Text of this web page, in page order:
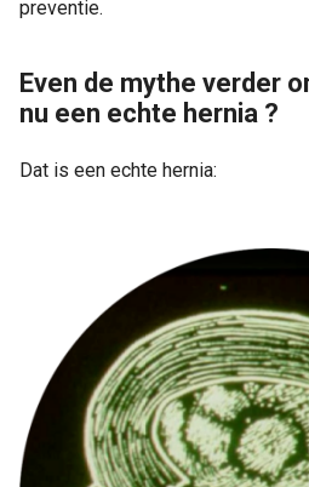
preventie.
Even de mythe verder
nu een echte hernia ?
Dat is een echte hernia: